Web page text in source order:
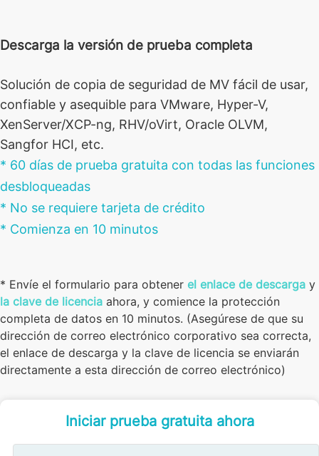
Descarga la versión de prueba completa
Solución de copia de seguridad de MV fácil de usar,
confiable y asequible para VMware, Hyper-V,
XenServer/XCP-ng, RHV/oVirt, Oracle OLVM,
Sangfor HCI, etc.
* 60 días de prueba gratuita con todas las funciones
desbloqueadas
* No se requiere tarjeta de crédito
* Comienza en 10 minutos
* Envíe el formulario para obtener el enlace de descarga y
la clave de licencia ahora, y comience la protección
completa de datos en 10 minutos. (Asegúrese de que su
dirección de correo electrónico corporativo sea correcta,
el enlace de descarga y la clave de licencia se enviarán
directamente a esta dirección de correo electrónico)
Iniciar prueba gratuita ahora